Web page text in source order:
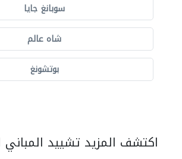
سوبانغ جايا
شاه عالم
بوتشونغ
اكتشف المزيد تشييد المباني